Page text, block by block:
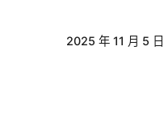
2025 年 11 月 5 日